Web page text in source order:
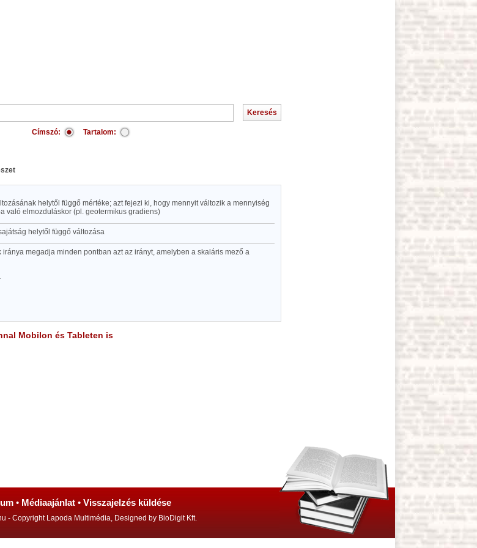
Címszó: Tartalom:
helytől függő mértéke; azt fejezi ki, hogy mennyit változik a mennyiség
való elmozduláskor (pl. geotermikus gradiens)
helytől függő változása
megadja minden pontban azt az irányt, amelyben a skaláris mező a
Mobilon és Tableten is
• Médiaajánlat • Visszajelzés küldése
- Copyright Lapoda Multimédia, Designed by BioDigit Kft.